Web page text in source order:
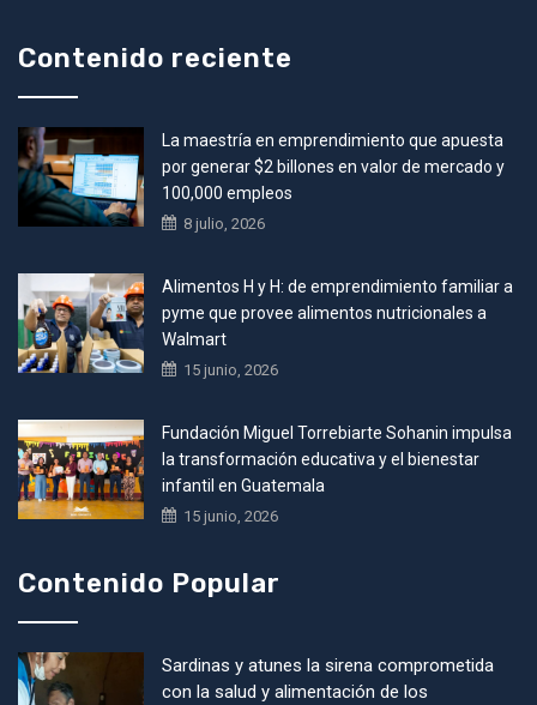
Contenido reciente
La maestría en emprendimiento que apuesta
por generar $2 billones en valor de mercado y
100,000 empleos
8 julio, 2026
Alimentos H y H: de emprendimiento familiar a
pyme que provee alimentos nutricionales a
Walmart
15 junio, 2026
Fundación Miguel Torrebiarte Sohanin impulsa
la transformación educativa y el bienestar
infantil en Guatemala
15 junio, 2026
Contenido Popular
Sardinas y atunes la sirena comprometida
con la salud y alimentación de los